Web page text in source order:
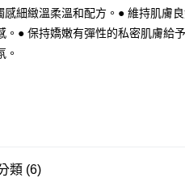
感細緻溫柔溫和配方。● 維持肌膚
。● 保持嬌嫩有彈性的私密肌膚給
。
類 (6)